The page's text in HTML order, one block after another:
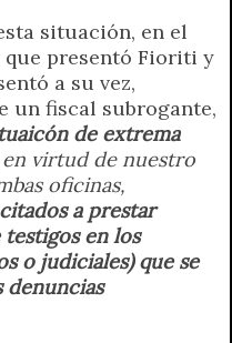
situación, en el
presentó Fioriti y
a su vez,
un fiscal subrogante,
de extrema
virtud de nuestro
oficinas,
a prestar
en los
o judiciales) que se
denuncias